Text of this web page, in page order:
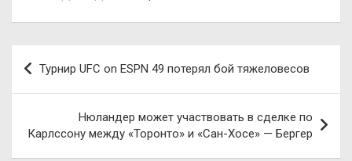
Навигация
по
записям
Турнир UFC on ESPN 49 потерял бой тяжеловесов
Нюландер может участвовать в сделке по
Карлссону между «Торонто» и «Сан-Хосе» — Бергер